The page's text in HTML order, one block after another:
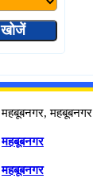
महबूबनगर, महबूबनगर
महबूबनगर
महबूबनगर